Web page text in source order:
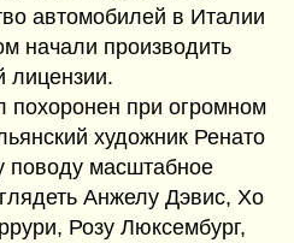
автомобилей в Италии
начали производить
лицензии.
похоронен при огромном
художник Ренато
поводу масштабное
Анжелу Дэвис, Хо
Розу Люксембург,